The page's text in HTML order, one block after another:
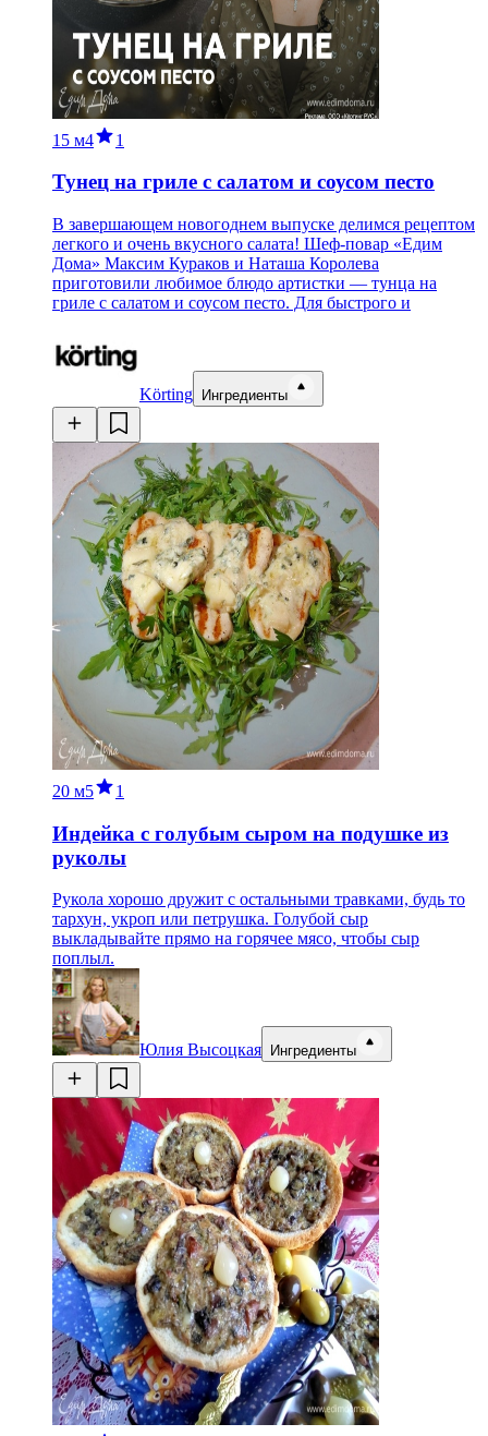
15 м4 1
Тунец на гриле с салатом и соусом песто
В завершающем новогоднем выпуске делимся рецептом
легкого и очень вкусного салата! Шеф-повар «Едим
Дома» Максим Кураков и Наташа Королева
приготовили любимое блюдо артистки — тунца на
гриле с салатом и соусом песто. Для быстрого и
Körting Ингредиенты
20 м5 1
Индейка с голубым сыром на подушке из
руколы
Рукола хорошо дружит с остальными травками, будь то
тархун, укроп или петрушка. Голубой сыр
выкладывайте прямо на горячее мясо, чтобы сыр
поплыл.
Юлия Высоцкая Ингредиенты